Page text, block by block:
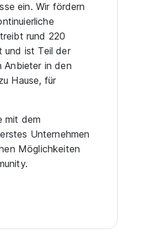
ein. Wir fördern
rund 220
und ist Teil der
Anbieter in den
Hause, für
mit dem
Unternehmen
Möglichkeiten